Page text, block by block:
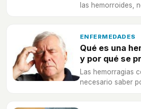
las hemorroides,
ENFERMEDADES
Qué es una
y por qué se
Las hemorragias
necesario saber